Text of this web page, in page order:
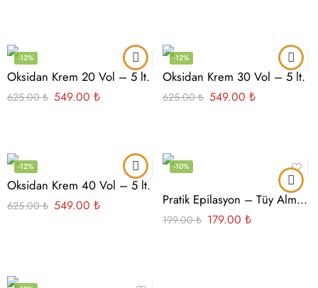
-12%
Oksidan Krem 20 Vol – 5 lt.
625.00₺ 549.00 ₺
-12%
Oksidan Krem 30 Vol – 5 lt.
625.00₺ 549.00 ₺
-12%
Oksidan Krem 40 Vol – 5 lt.
625.00₺ 549.00 ₺
-10%
Pratik Epilasyon – Tüy Alma Aparatı
199.00₺ 179.00 ₺